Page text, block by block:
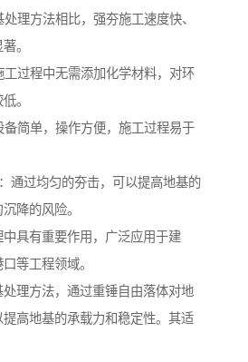
理方法相比，强夯施工速度快、
。
过程中无需添加化学材料，对环
。
简单，操作方便，施工过程易于
通过均匀的夯击，可以提高地基的
降的风险。
具有重要作用，广泛应用于建
等工程领域。
理方法，通过重锤自由落体对地
高地基的承载力和稳定性。其适